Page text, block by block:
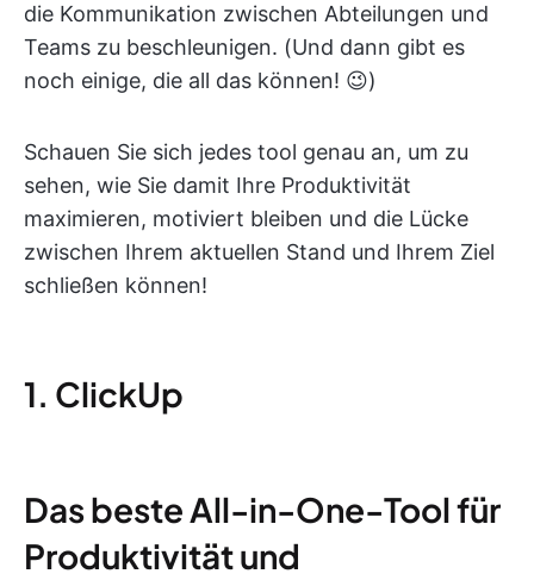
die Kommunikation zwischen Abteilungen und
Teams zu beschleunigen. (Und dann gibt es
noch einige, die all das können! 😉)
Schauen Sie sich jedes tool genau an, um zu
sehen, wie Sie damit Ihre Produktivität
maximieren, motiviert bleiben und die Lücke
zwischen Ihrem aktuellen Stand und Ihrem Ziel
schließen können!
1. ClickUp
Das beste All-in-One-Tool für
Produktivität und